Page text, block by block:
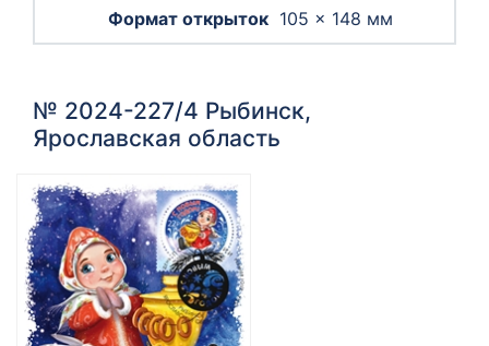
105 × 148 мм
№ 2024-227/4 Рыбинск,
Ярославская область